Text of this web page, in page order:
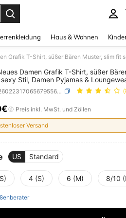
Haus & Wohnen
Damen Grafik T-Shirt, süßer
Stil, Damen Pyjamas &
für Sommer & Frühling, Y2K
SKU: si260223170656795564097
AND
Preis inkl. MwSt. und Zöllen
Versand
US Standard
4 (S) 6 (M) 8/10